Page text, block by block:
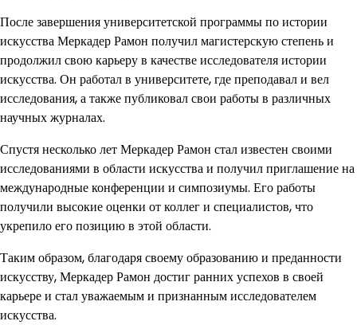
После завершения университетской программы по истории
искусства Меркадер Рамон получил магистерскую степень и
продолжил свою карьеру в качестве исследователя истории
искусства. Он работал в университете, где преподавал и вел
исследования, а также публиковал свои работы в различных
научных журналах.
Спустя несколько лет Меркадер Рамон стал известен своими
исследованиями в области искусства и получил приглашение на
международные конференции и симпозиумы. Его работы
получили высокие оценки от коллег и специалистов, что
укрепило его позицию в этой области.
Таким образом, благодаря своему образованию и преданности
искусству, Меркадер Рамон достиг ранних успехов в своей
карьере и стал уважаемым и признанным исследователем
искусства.